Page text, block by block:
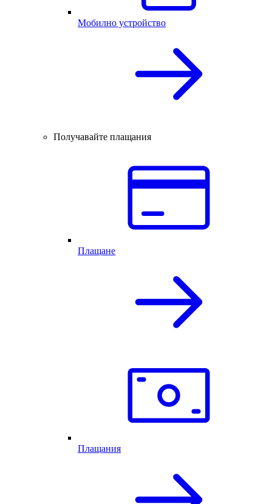
Мобилно устройство
Получавайте плащания
Плащане
Плащания